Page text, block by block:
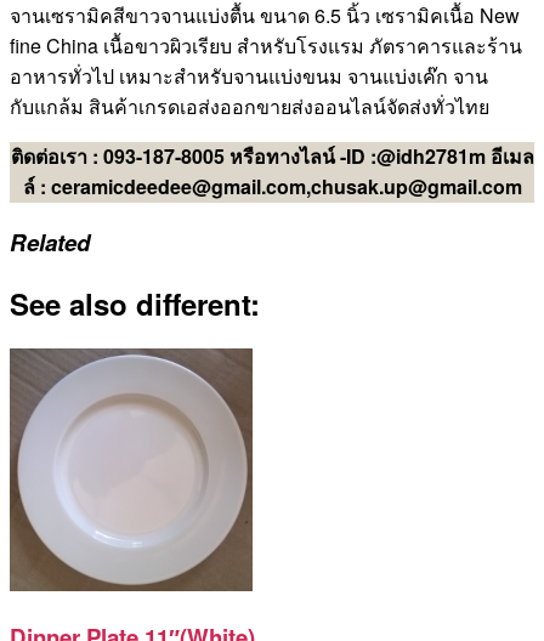
จานเซรามิคสีขาวจานแบ่งตื้น ขนาด 6.5 นิ้ว เซรามิคเนื้อ New
fine China เนื้อขาวผิวเรียบ สำหรับโรงแรม ภัตราคารและร้าน
อาหารทั่วไป เหมาะสำหรับจานแบ่งขนม จานแบ่งเค๊ก จาน
กับแกล้ม สินค้าเกรดเอส่งออกขายส่งออนไลน์จัดส่งทั่วไทย
ติดต่อเรา : 093-187-8005 หรือทางไลน์ -ID :@idh2781m อีเมล
ล์ : ceramicdeedee@gmail.com,chusak.up@gmail.com
Related
See also different: